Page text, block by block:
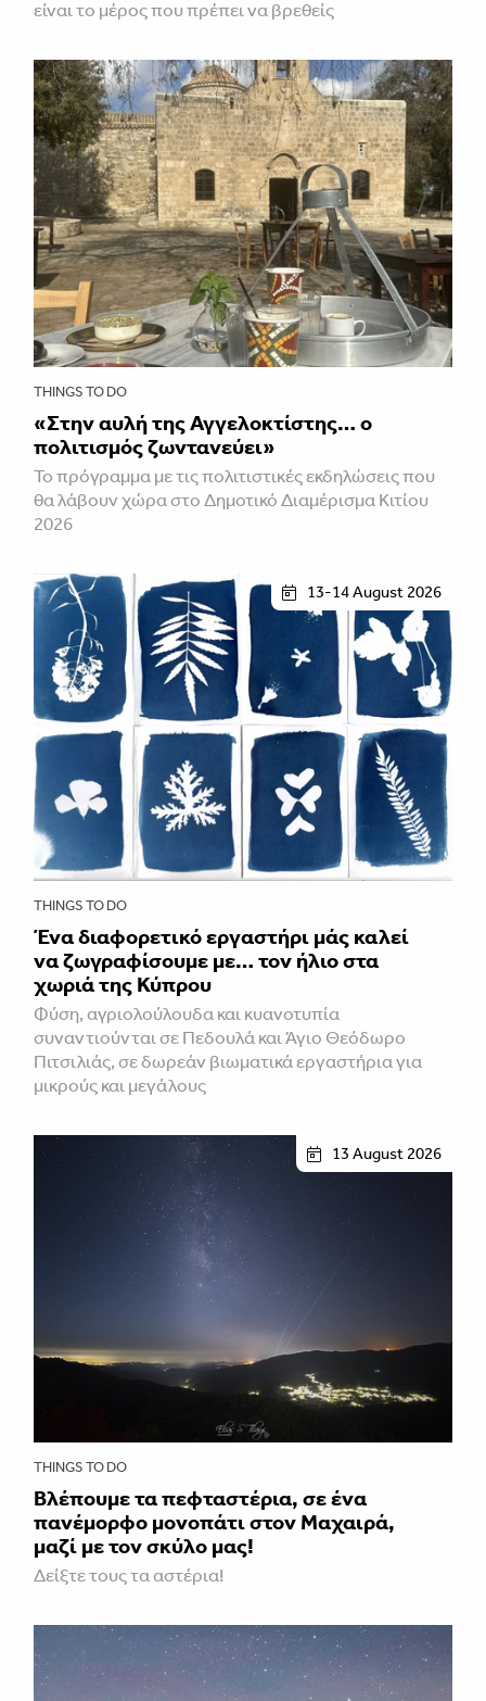
είναι το μέρος που πρέπει να βρεθείς
THINGS TO DO
«Στην αυλή της Αγγελοκτίστης… ο
πολιτισμός ζωντανεύει»
To πρόγραμμα με τις πολιτιστικές εκδηλώσεις που
θα λάβουν χώρα στο Δημοτικό Διαμέρισμα Κιτίου
2026
13-14 August 2026
THINGS TO DO
Ένα διαφορετικό εργαστήρι μάς καλεί
να ζωγραφίσουμε με… τον ήλιο στα
χωριά της Κύπρου
Φύση, αγριολούλουδα και κυανοτυπία
συναντιούνται σε Πεδουλά και Άγιο Θεόδωρο
Πιτσιλιάς, σε δωρεάν βιωματικά εργαστήρια για
μικρούς και μεγάλους
13 August 2026
THINGS TO DO
Βλέπουμε τα πεφταστέρια, σε ένα
πανέμορφο μονοπάτι στον Μαχαιρά,
μαζί με τον σκύλο μας!
Δείξτε τους τα αστέρια!